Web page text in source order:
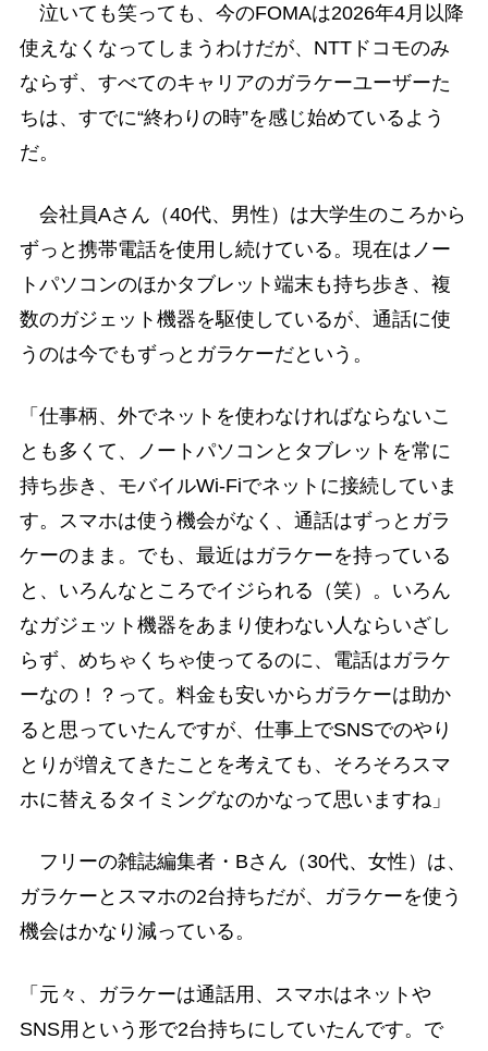
泣いても笑っても、今のFOMAは2026年4月以降
使えなくなってしまうわけだが、NTTドコモのみ
ならず、すべてのキャリアのガラケーユーザーた
ちは、すでに“終わりの時”を感じ始めているよう
だ。
会社員Aさん（40代、男性）は大学生のころから
ずっと携帯電話を使用し続けている。現在はノー
トパソコンのほかタブレット端末も持ち歩き、複
数のガジェット機器を駆使しているが、通話に使
うのは今でもずっとガラケーだという。
「仕事柄、外でネットを使わなければならないこ
とも多くて、ノートパソコンとタブレットを常に
持ち歩き、モバイルWi-Fiでネットに接続していま
す。スマホは使う機会がなく、通話はずっとガラ
ケーのまま。でも、最近はガラケーを持っている
と、いろんなところでイジられる（笑）。いろん
なガジェット機器をあまり使わない人ならいざし
らず、めちゃくちゃ使ってるのに、電話はガラケ
ーなの！？って。料金も安いからガラケーは助か
ると思っていたんですが、仕事上でSNSでのやり
とりが増えてきたことを考えても、そろそろスマ
ホに替えるタイミングなのかなって思いますね」
フリーの雑誌編集者・Bさん（30代、女性）は、
ガラケーとスマホの2台持ちだが、ガラケーを使う
機会はかなり減っている。
「元々、ガラケーは通話用、スマホはネットや
SNS用という形で2台持ちにしていたんです。で